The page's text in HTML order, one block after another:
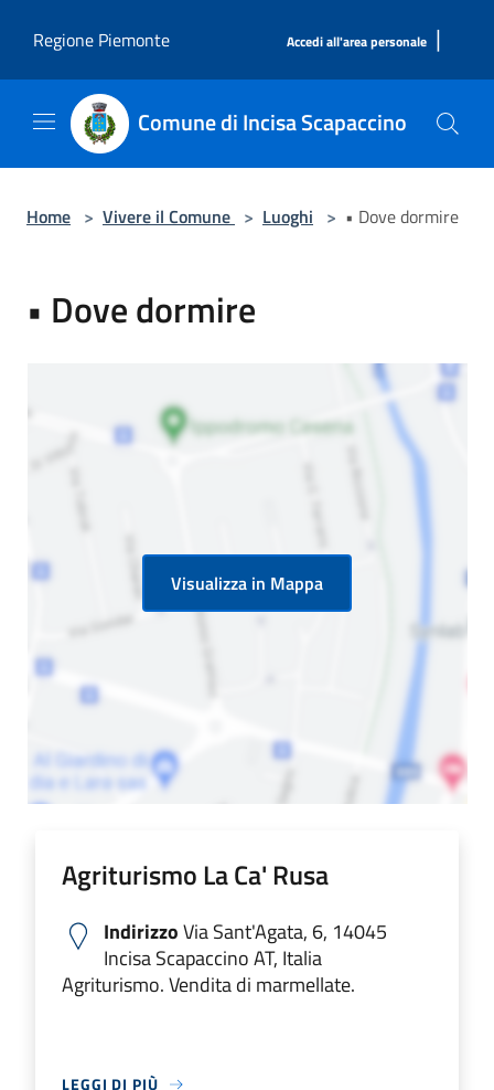
Regione Piemonte
Accedi all'area personale |
Comune di Incisa Scapaccino
Home > Vivere il Comune > Luoghi > • Dove dormire
• Dove dormire
Visualizza in Mappa
Agriturismo La Ca' Rusa
IndirizzoVia Sant'Agata, 6, 14045
Incisa Scapaccino AT, Italia
Agriturismo. Vendita di marmellate.
LEGGI DI PIÙ